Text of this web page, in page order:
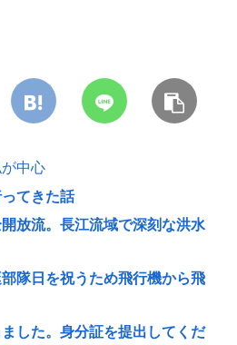
が中心
てきた話
放流。長江流域で深刻な洪水
隊日を祝うため飛行機から飛
ました。身分証を提出してくだ